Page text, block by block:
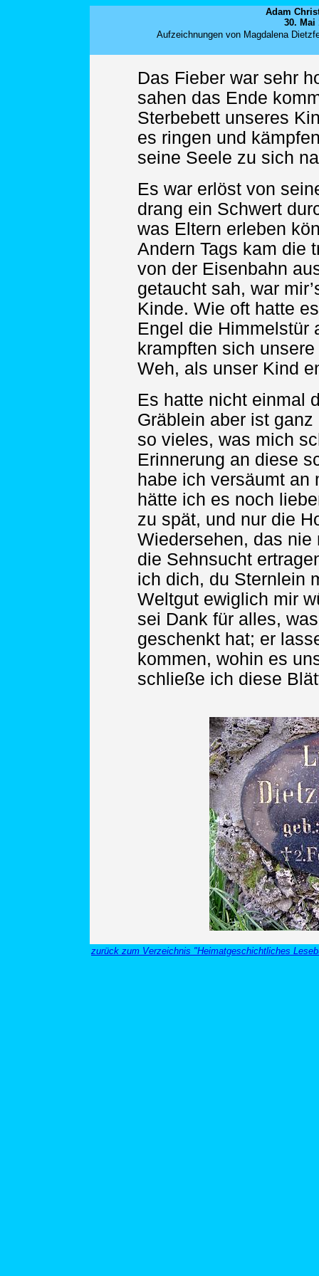
Adam
30. Mai
Aufzeichnungen von Magdalena
Das Fieber war sehr
sahen das Ende
Sterbebett unseres
es ringen und
seine Seele zu sich
Es war erlöst von
drang ein Schwert
was Eltern erleben
Andern Tags kam die
von der Eisenbahn
getaucht sah, war
Kinde. Wie oft hatte
Engel die Himmelstür
krampften sich
Weh, als unser Kind
Es hatte nicht einmal
Gräblein aber ist
so vieles, was mich
Erinnerung an diese
habe ich versäumt an
hätte ich es noch
zu spät, und nur die
Wiedersehen, das
die Sehnsucht
ich dich, du Sternlein
Weltgut ewiglich mir
sei Dank für alles,
geschenkt hat; er
kommen, wohin es
schließe ich diese
zurück zum Verzeichnis "Heimatgeschichtliches